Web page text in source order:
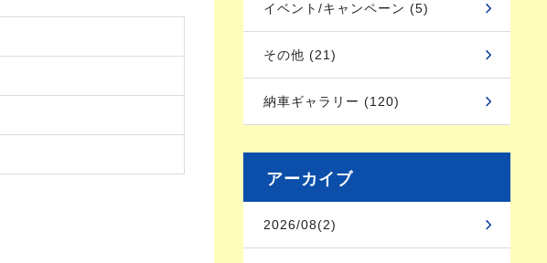
イベント/キャンペーン (5)
その他 (21)
納車ギャラリー (120)
アーカイブ
2026/08(2)